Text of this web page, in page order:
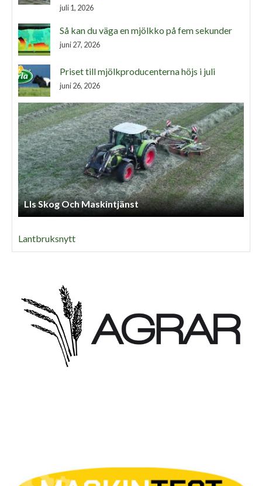
juli 1, 2026
Så kan du väga en mjölkko på fem sekunder
juni 27, 2026
Priset till mjölkproducenterna höjs i juli
juni 26, 2026
Anneberg Skog & Agro
Lantbruksnytt